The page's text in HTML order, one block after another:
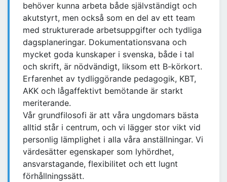
behöver kunna arbeta både självständigt och
akutstyrt, men också som en del av ett team
med strukturerade arbetsuppgifter och tydliga
dagsplaneringar. Dokumentationsvana och
mycket goda kunskaper i svenska, både i tal
och skrift, är nödvändigt, liksom ett B-körkort.
Erfarenhet av tydliggörande pedagogik, KBT,
AKK och lågaffektivt bemötande är starkt
meriterande.
Vår grundfilosofi är att våra ungdomars bästa
alltid står i centrum, och vi lägger stor vikt vid
personlig lämplighet i alla våra anställningar. Vi
värdesätter egenskaper som lyhördhet,
ansvarstagande, flexibilitet och ett lugnt
förhållningssätt.